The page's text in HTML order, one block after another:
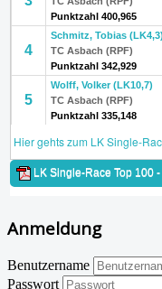
Anmeldung
Benutzername
Passwort